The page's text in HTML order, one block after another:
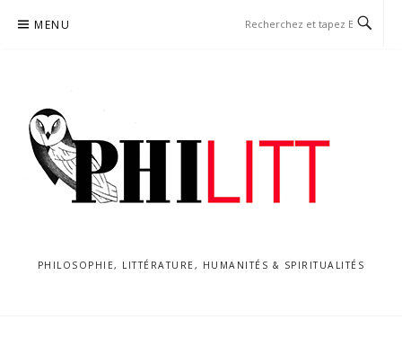
MENU
PHILOSOPHIE, LITTÉRATURE, HUMANITÉS & SPIRITUALITÉS